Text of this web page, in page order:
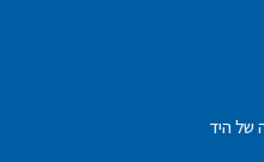
של היד